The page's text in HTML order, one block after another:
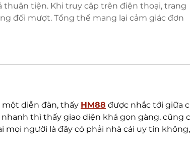
thuận tiện. Khi truy cập trên điện thoại, trang
đối mượt. Tổng thể mang lại cảm giác đơn
diễn đàn, thấy HM88 được nhắc tới giữa
thì thấy giao diện khá gọn gàng, cũng
mọi người là đây có phải nhà cái uy tín